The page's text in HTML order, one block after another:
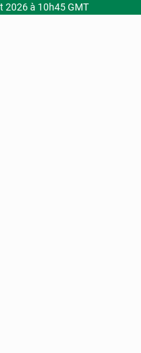
2026 à 10h45 GMT